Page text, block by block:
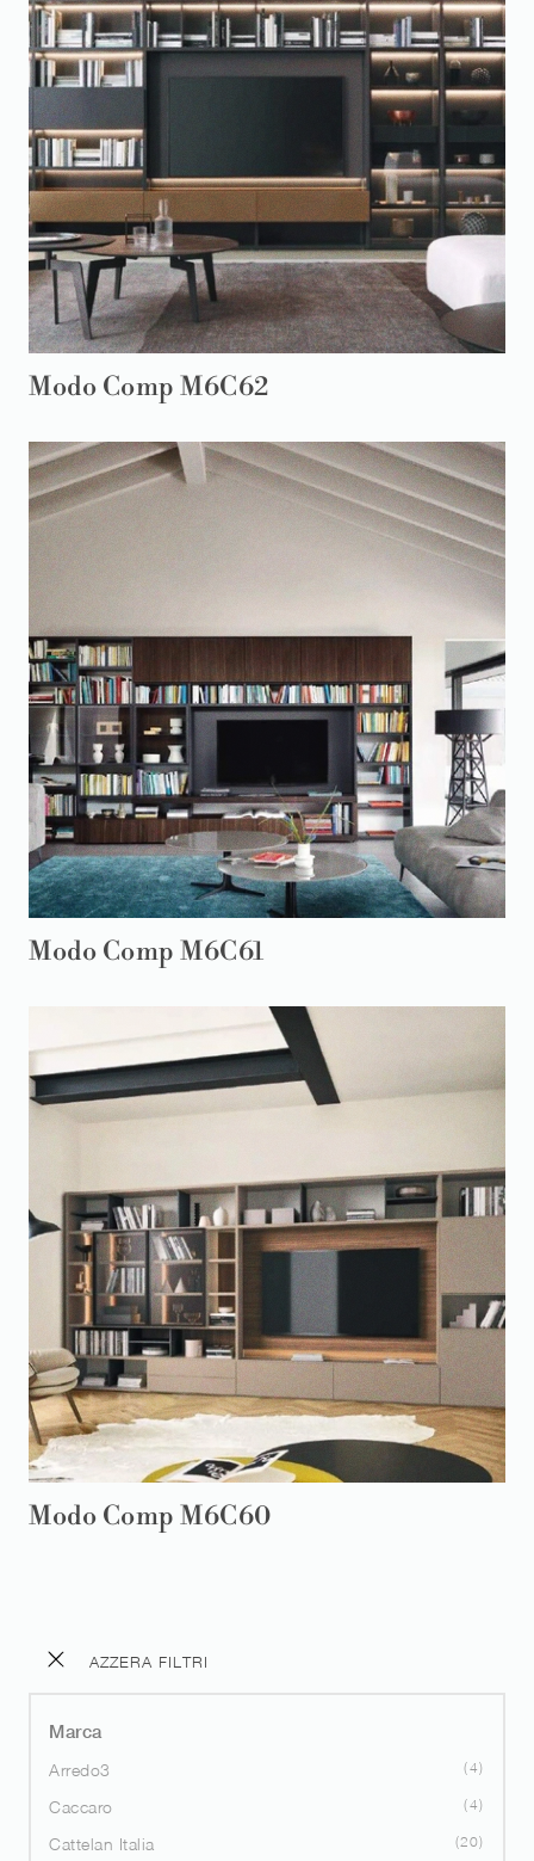
AZZERA FILTRI
Marca
Arredo3
4
Caccaro 4
Cattelan Italia 20
Modo Comp M6C62
Modo Comp M6C61
Modo Comp M6C60